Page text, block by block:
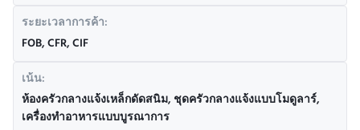
ระยะเวลาการค้า:
FOB, CFR, CIF
เน้น:
ห้องครัวกลางแจ้งเหล็กดัดสนิม,ชุดครัวกลางแจ้งแบบโมดูลาร์,
เครื่องทําอาหารแบบบูรณาการ